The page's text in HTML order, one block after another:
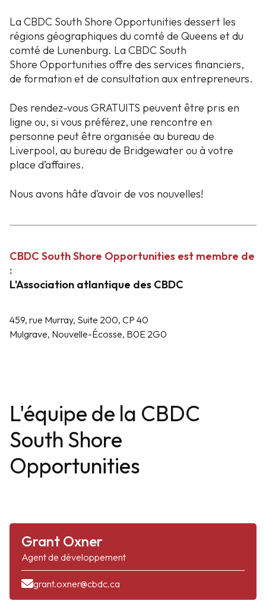
La CBDC South Shore Opportunities dessert les
régions géographiques du comté de Queens et du
comté de Lunenburg. La CBDC South
Shore Opportunities offre des services financiers,
de formation et de consultation aux entrepreneurs.
Des rendez-vous GRATUITS peuvent être pris en
ligne ou, si vous préférez, une rencontre en
personne peut être organisée au bureau de
Liverpool, au bureau de Bridgewater ou à votre
place d’affaires.
Nous avons hâte d’avoir de vos nouvelles!
CBDC South Shore Opportunities est membre de
:
L'Association atlantique des CBDC
459, rue Murray, Suite 200, CP 40
Mulgrave, Nouvelle-Écosse, B0E 2G0
L'équipe de la CBDC
South Shore
Opportunities
Grant Oxner
Agent de développement
grant.oxner@cbdc.ca